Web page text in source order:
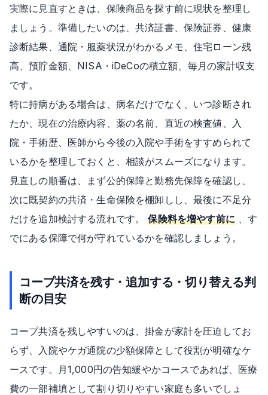
実際に見直すときは、保険商品を探す前に現状を整理し
ましょう。準備したいのは、共済証書、保険証券、健康
診断結果、通院・服薬状況がわかるメモ、住宅ローン残
高、預貯金額、NISA・iDeCoの積立額、毎月の家計収支
です。
特に持病がある場合は、病名だけでなく、いつ診断され
たか、現在の治療内容、薬の名前、直近の検査値、入
院・手術歴、医師から今後の入院や手術をすすめられて
いるかを整理しておくと、相談がスムーズになります。
見直しの順番は、まず公的保障と勤務先保障を確認し、
次に既契約の共済・生命保険を棚卸しし、最後に不足分
だけを追加検討する流れです。保険料を増やす前に、す
でにある保障で何が守れているかを確認しましょう。
コープ共済を残す・追加する・切り替える判
断の目安
コープ共済を残しやすいのは、掛金が家計を圧迫してお
らず、入院やケガ通院の少額保障として役割が明確なケ
ースです。月1,000円の告知緩やかコースであれば、医療
費の一部補填として割り切りやすい家庭も多いでしょ